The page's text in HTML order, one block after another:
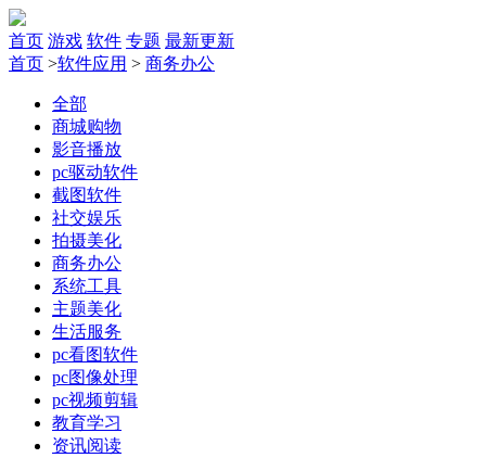
首页 游戏 软件 专题 最新更新
首页 >软件应用 > 商务办公
全部
商城购物
影音播放
pc驱动软件
截图软件
社交娱乐
拍摄美化
商务办公
系统工具
主题美化
生活服务
pc看图软件
pc图像处理
pc视频剪辑
教育学习
资讯阅读